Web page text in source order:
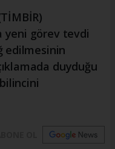
yeni görev tevdi
edilmesinin
duyduğu